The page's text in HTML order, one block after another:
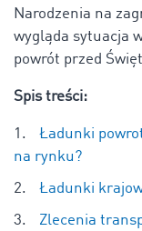
Narodzenia na
wygląda sytuacja
powrót przed
Spis treści:
Ładunki
na rynku?
Ładunki
Zlecenia